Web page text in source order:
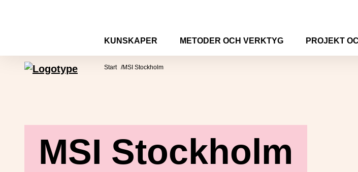
Mötesplatsen Social Innovation
KUNSKAPER METODER OCH VERKTYG PROJEKT
Start MSI Stockholm
MSI Stockholm